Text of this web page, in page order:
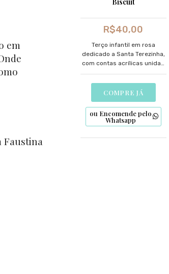
em
Faustina
R$40,00
Terço infantil em rosa
dedicado a Santa Terezinha,
com contas acrílicas unidas
biscuit. Uma expressão de fé
COMPRE JÁ
ou Encomende pelo
Whatsapp